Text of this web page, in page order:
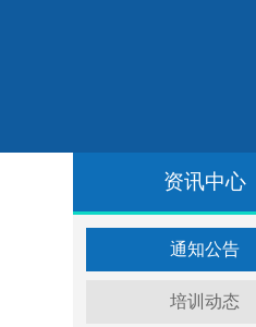
资讯中心
通知公告
培训动态